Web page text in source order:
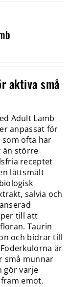
aktiva små
Adult Lamb
anpassat för
som ofta har
än större
receptet
lättsmält
salvia och
till att
Taurin
och bidrar till
är
små munnar
gör varje
emot.